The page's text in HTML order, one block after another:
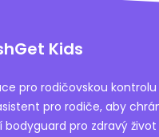
Kids
pro rodičovskou
pro rodiče, aby
bodyguard pro zdravý